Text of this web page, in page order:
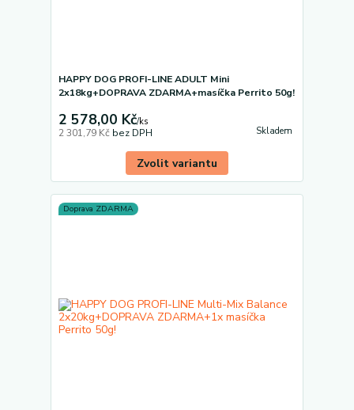
HAPPY DOG PROFI-LINE ADULT Mini
2x18kg+DOPRAVA ZDARMA+masíčka Perrito 50g!
2 578,00 Kč/ks
2 301,79 Kč bez DPH Skladem
Zvolit variantu
Doprava ZDARMA